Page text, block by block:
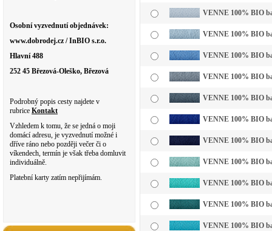
Osobní vyzvednutí objednávek:
www.dobrodej.cz / InBIO s.r.o.
Hlavní 488
252 45 Březová-Oleško, Březová
Podrobný popis cesty najdete v
rubrice Kontakt
Vzhledem k tomu, že se jedná o moji
domácí adresu, je vyzvednutí možné i
dříve ráno nebo později večer či o
víkendech, termín je však třeba domluvit
individuálně.
Platební karty zatím nepřijímám.
VENNE 100% BIO
VENNE 100% BIO
VENNE 100% BIO
VENNE 100% BIO
VENNE 100% BIO
VENNE 100% BIO
VENNE 100% BIO
VENNE 100% BIO
VENNE 100% BIO
VENNE 100% BIO
VENNE 100% BIO